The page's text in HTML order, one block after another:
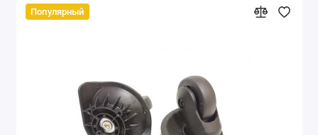
Популярный